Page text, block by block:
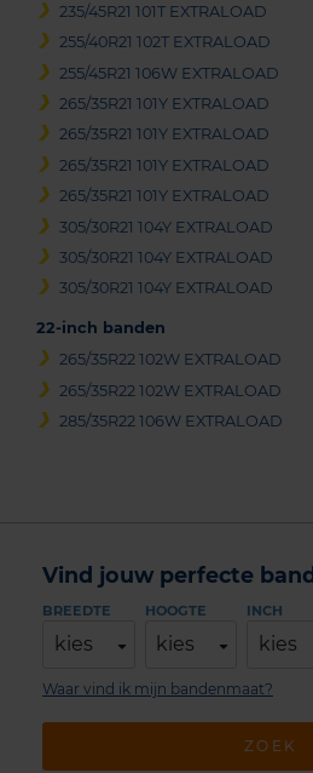
235/45R21 101T EXTRALOAD
255/40R21 102T EXTRALOAD
255/45R21 106W EXTRALOAD
265/35R21 101Y EXTRALOAD
265/35R21 101Y EXTRALOAD
265/35R21 101Y EXTRALOAD
265/35R21 101Y EXTRALOAD
305/30R21 104Y EXTRALOAD
305/30R21 104Y EXTRALOAD
305/30R21 104Y EXTRALOAD
22-inch banden
265/35R22 102W EXTRALOAD
265/35R22 102W EXTRALOAD
285/35R22 106W EXTRALOAD
Vind jouw perfecte band
BREEDTE
kies
HOOGTE
kies
INCH
kies
ZOEK
Waar vind ik mijn bandenmaat?